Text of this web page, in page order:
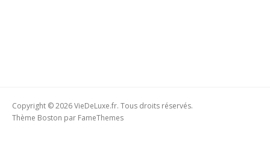
Copyright © 2026 VieDeLuxe.fr. Tous droits réservés.
Thème Boston par FameThemes